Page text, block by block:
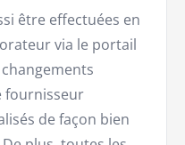
être effectuées en
via le portail
fournisseur
de façon bien